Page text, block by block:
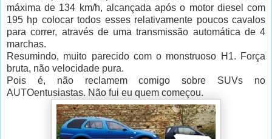
máxima de 134 km/h, alcançada após o motor diesel com
195 hp colocar todos esses relativamente poucos cavalos
para correr, através de uma transmissão automática de 4
marchas.
Resumindo, muito parecido com o monstruoso H1. Força
bruta, não velocidade pura.
Pois é, não reclamem comigo sobre SUVs no
AUTOentusiastas. Não fui eu quem começou.